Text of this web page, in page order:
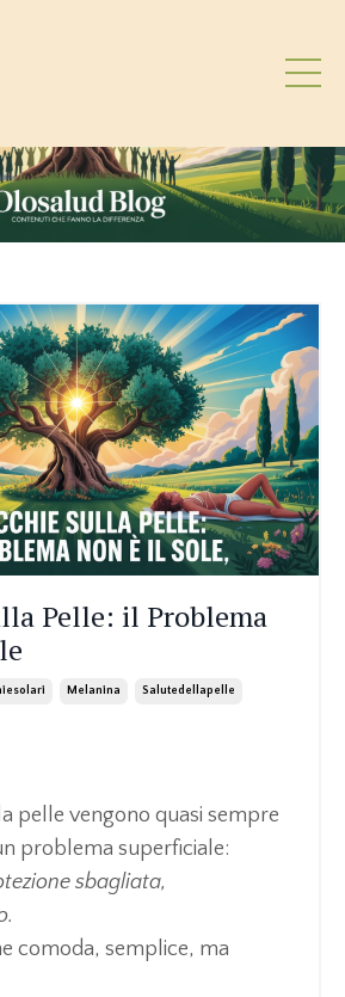
Pelle: il Problema
Melanina Salutedellapelle
pelle vengono quasi sempre
problema superficiale:
sbagliata,
comoda, semplice, ma